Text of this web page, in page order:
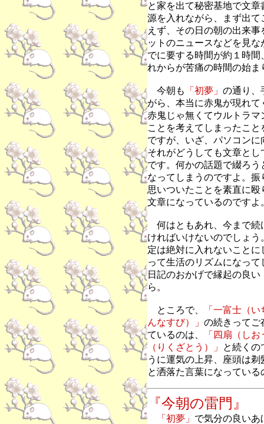
と家を出て秘密基地で文
源を入れながら、まず出
えず、その日の朝の出来
ットのニュースなどを見
でに要する時間が約１時
れからが苦痛の時間の始ま
今朝も 「初夢」 の通り、
がら、本当に赤鬼が現れ
赤鬼じゃ無くてウルトラ
ことを考えてしまったこ
ですが、いざ、パソコン
それがどうしても文章と
です。何かの話題で綴ろ
なってしまうのですよ。
思いついたことを素直に
文章になっているのですよ
何はともあれ、今まで続
ければいけないのでしょ
定は絶対に入れないこと
って生活のリズムになっ
日記のおかげで縁起の良い
ら。
ところで、
「一富士（
んなすび）」 の続きってご
ているのは、
「四扇（し
（りくざとう）」
と続くの
うに運気の上昇、座頭は
と洒落た言葉になっている
『今朝の雷門』
「初夢」 で気分の良いあ